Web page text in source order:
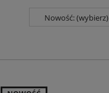
Nowość: (wybierz)